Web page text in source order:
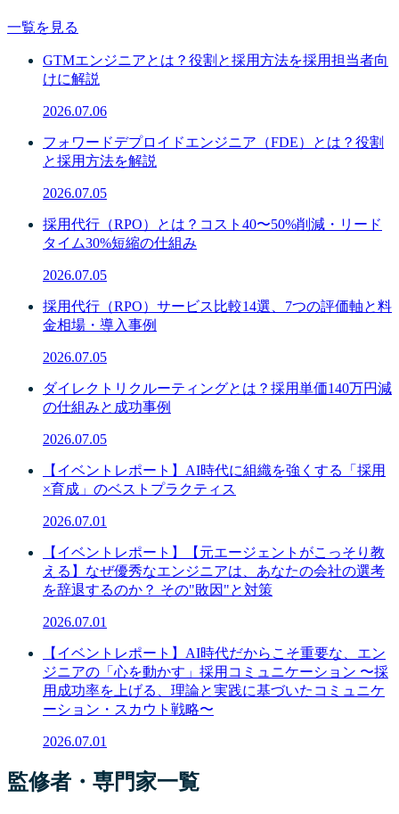
一覧を見る
GTMエンジニアとは？役割と採用方法を採用担当者向
けに解説
2026.07.06
フォワードデプロイドエンジニア（FDE）とは？役割
と採用方法を解説
2026.07.05
採用代行（RPO）とは？コスト40〜50%削減・リード
タイム30%短縮の仕組み
2026.07.05
採用代行（RPO）サービス比較14選、7つの評価軸と料
金相場・導入事例
2026.07.05
ダイレクトリクルーティングとは？採用単価140万円減
の仕組みと成功事例
2026.07.05
【イベントレポート】AI時代に組織を強くする「採用
×育成」のベストプラクティス
2026.07.01
【イベントレポート】【元エージェントがこっそり教
える】なぜ優秀なエンジニアは、あなたの会社の選考
を辞退するのか？ その"敗因"と対策
2026.07.01
【イベントレポート】AI時代だからこそ重要な、エン
ジニアの「心を動かす」採用コミュニケーション 〜採
用成功率を上げる、理論と実践に基づいたコミュニケ
ーション・スカウト戦略〜
2026.07.01
監修者・専門家一覧